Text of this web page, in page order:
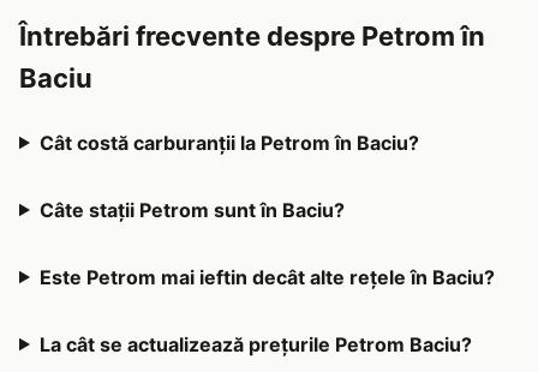
Întrebări frecvente despre Petrom în
Baciu
Cât costă carburanții la Petrom în Baciu?
Câte stații Petrom sunt în Baciu?
Este Petrom mai ieftin decât alte rețele în Baciu?
La cât se actualizează prețurile Petrom Baciu?